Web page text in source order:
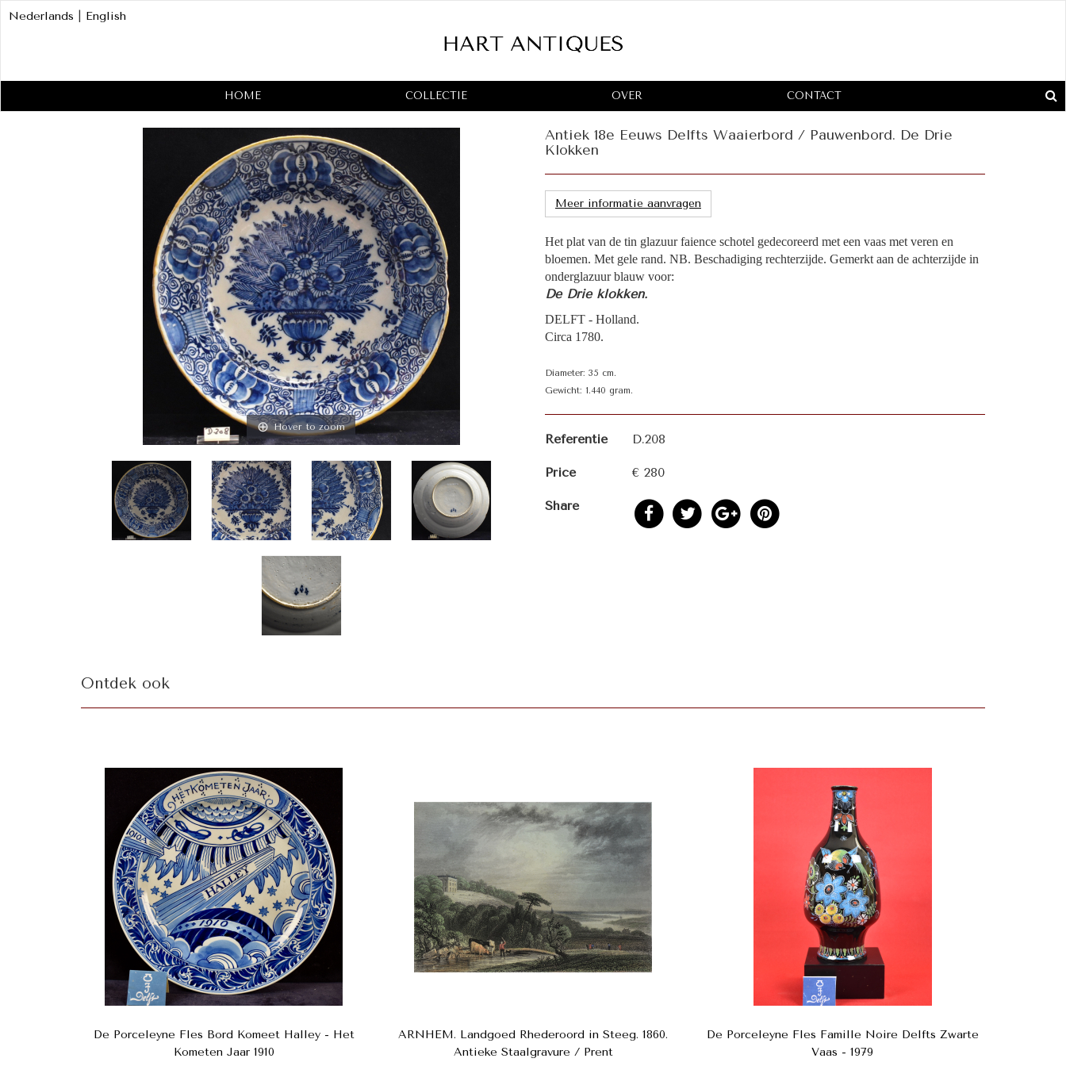
HOME COLLECTIE OVER CONTACT
Nederlands English
Hover to zoom
Antiek 18e Eeuws Delfts Waaierbord / Pauwenbord. De Drie
Klokken
Meer informatie aanvragen
Het plat van de tin glazuur faience schotel gedecoreerd met een vaas met veren en
bloemen. Met gele rand. NB. Beschadiging rechterzijde. Gemerkt aan de achterzijde in
onderglazuur blauw voor:
De Drie klokken.
DELFT - Holland.
Circa 1780.
Diameter: 35 cm.
Gewicht: 1.440 gram.
Referentie D.208
Price € 280
Share
Ontdek ook
De Porceleyne Fles Bord Komeet Halley - Het
Kometen Jaar 1910
ARNHEM. Landgoed Rhederoord in Steeg. 1860.
Antieke Staalgravure / Prent
De Porceleyne Fles Famille Noire Delfts Zwarte
Vaas - 1979